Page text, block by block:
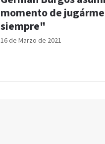
16 de Marzo de 2021
momento de
siempre"